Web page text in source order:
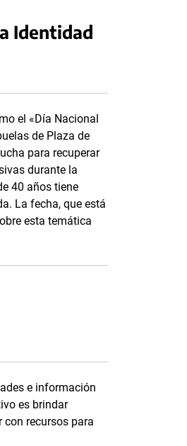
Identidad
el «Día Nacional
de Plaza de
para recuperar
durante la
40 años tiene
La fecha, que está
esta temática
e información
es brindar
con recursos para